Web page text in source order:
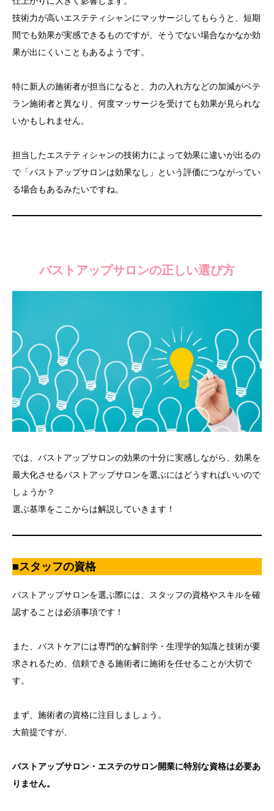
技術力が高いエステティシャンにマッサージしてもらうと、短期
間でも効果が実感できるものですが、そうでない場合なかなか効
果が出にくいこともあるようです。
特に新人の施術者が担当になると、力の入れ方などの加減がベテ
ラン施術者と異なり、何度マッサージを受けても効果が見られな
いかもしれません。
担当したエステティシャンの技術力によって効果に違いが出るの
で「バストアップサロンは効果なし」という評価につながってい
る場合もあるみたいですね。
バストアップサロンの正しい選び方
では、バストアップサロンの効果の十分に実感しながら、効果を
最大化させるバストアップサロンを選ぶにはどうすればいいので
しょうか？
選ぶ基準をここからは解説していきます！
■スタッフの資格
バストアップサロンを選ぶ際には、スタッフの資格やスキルを確
認することは必須事項です！
また、バストケアには専門的な解剖学・生理学的知識と技術が要
求されるため、信頼できる施術者に施術を任せることが大切で
す。
まず、施術者の資格に注目しましょう。
大前提ですが、
バストアップサロン・エステのサロン開業に特別な資格は必要あ
りません。